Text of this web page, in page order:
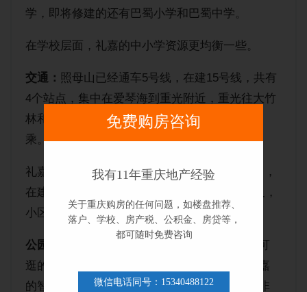
学，即将修建的还有巴蜀小学和巴蜀中学。
在学校层面，礼嘉的中小学资源更均衡一些。
交通： 照母山已经通车5号线，在建15号线，共有
4个站点，集中在爱琴海到重光附近，重光往大竹
林和大坡隧道方向的其他小区轨道需要公交换
乘。
礼嘉目前已经通车轻轨6号线（主线和国博线），
在建15号线，共有5个站点，三条线路十字交叉，
小区覆盖范围比较广。
公园环境：
这两个区域基本每个小区附近都有可
逛的公园，照母山的森林公园，金州公园，礼嘉
的智慧公园，金海湾公园，龙塘湖公园人气也非
免费购房咨询
我有11年重庆地产经验
关于重庆购房的任何问题，如楼盘推荐、
落户、学校、房产税、公积金、房贷等，
都可随时免费咨询
微信电话同号：15340488122